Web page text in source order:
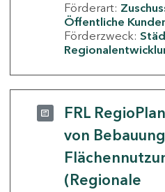
Förderart:
Öffentliche
Förderzweck:
FRL
von
(Regionale